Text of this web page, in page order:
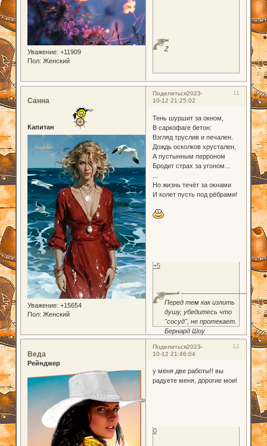
Уважение: +11909
Пол: Женский
Z
Поделиться 11
2023-
10-12 21:25:02
Санна
Капитан
Уважение: +15654
Пол: Женский
Тень шуршит за окном,
В саркофаге бетон:
Взгляд труслив и печален.
Дождь осколков хрустален,
А пустынным перроном
Бродит страх за угоном...
Но жизнь течёт за окнами
И колет пусть под рёбрами!
Перед тем как излить
душу, убедитесь что
"сосуд", не протекает.
Бернард Шоу
+5
Поделиться 12
2023-
10-12 21:46:04
Веда
Рейнджер
у меня две работы!! вы
радуете меня, дорогие мои!
0